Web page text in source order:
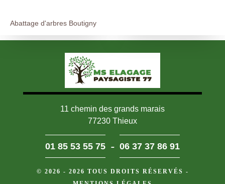
Abattage d'arbres Boutigny
11 chemin des grands marais
77230 Thieux
01 85 53 55 75 - 06 37 37 86 91
© 2026 - 2026 TOUS DROITS RÉSERVÉS -